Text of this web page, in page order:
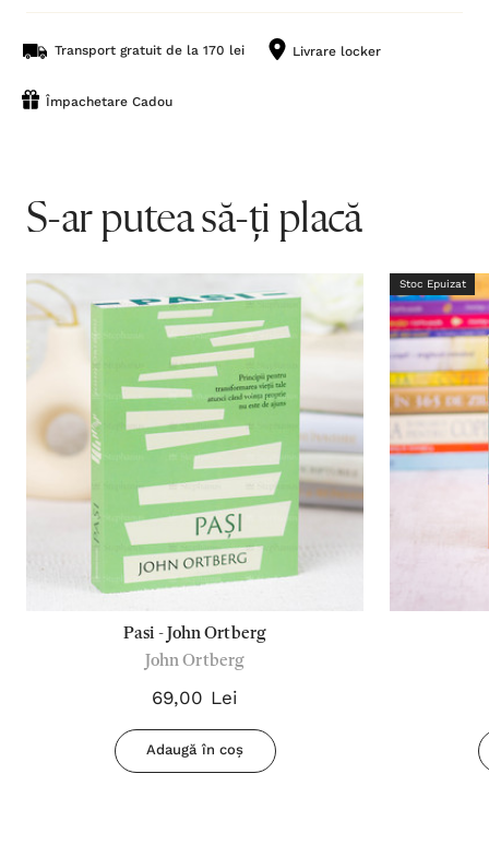
Transport gratuit de la 170 lei Livrare locker
Împachetare Cadou
S-ar putea să-ți placă
Pasi - John Ortberg
John Ortberg
69,00 Lei
Adaugă în coș
Stoc Epuizat